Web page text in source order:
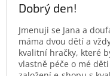
Dobrý den!
Jmenuji se Jana a
máma dvou dětí a
kvalitní hračky, které
vlastně péče o mé